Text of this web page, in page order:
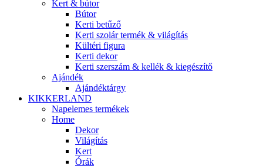
Kert & bútor
Bútor
Kerti betűző
Kerti szolár termék & világítás
Kültéri figura
Kerti dekor
Kerti szerszám & kellék & kiegészítő
Ajándék
Ajándéktárgy
KIKKERLAND
Napelemes termékek
Home
Dekor
Világítás
Kert
Órák